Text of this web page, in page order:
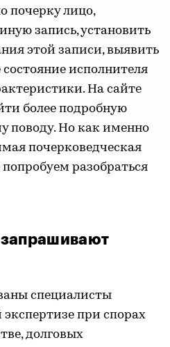
почерку лицо,
запись, установить
этой записи, выявить
исполнителя
На сайте
более подробную
поводу. Но как именно
почерковедческая
разобраться
запрашивают
специалисты
при спорах
долговых